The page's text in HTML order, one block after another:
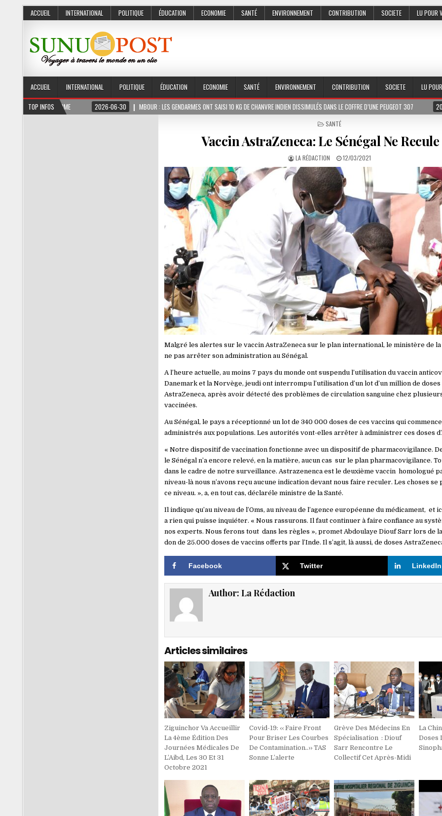
ACCUEIL INTERNATIONAL POLITIQUE ÉDUCATION ECONOMIE SANTÉ ENVIRONNEMENT CONTRIBUTION SOCIETE LU POUR
ACCUEIL INTERNATIONAL POLITIQUE ÉDUCATION ECONOMIE SANTÉ ENVIRONNEMENT CONTRIBUTION SOCIETE LU
TOP INFOS2026-06-30 MBOUR : LES GENDARMES ONT SAISI 10 KG DE CHANVRE INDIEN DISSIMULÉS DANS LE COFFRE D’UNE PEUGEOT 307 2026-07-01
POSTED
SANTÉ
Vaccin AstraZeneca: Le Sénégal Ne Recule
LA RÉDACTION 12/03/2021
Malgré les alertes sur le vaccin AstraZeneca sur le plan international, le ministère de la
ne pas arrêter son administration au Sénégal.
A l’heure actuelle, au moins 7 pays du monde ont suspendu l’utilisation du vaccin
Danemark et la Norvège, jeudi ont interrompu l’utilisation d’un lot d’un million de doses
AstraZeneca, après avoir détecté des problèmes de circulation sanguine chez
vaccinées.
Au Sénégal, le pays a réceptionné un lot de 340 000 doses de ces vaccins qui
administrés aux populations. Les autorités vont-elles arrêter à administrer ces doses
« Notre dispositif de vaccination fonctionne avec un dispositif de pharmacovigilance.
le Sénégal n’a encore relevé, en la matière, aucun cas sur le plan pharmacovigilance.
dans le cadre de notre surveillance. Astrazenenca est le deuxième vaccin homologué
niveau-là nous n’avons reçu aucune indication devant nous faire reculer. Les choses se
ce niveau. », a, en tout cas, déclaréle ministre de la Santé.
Il indique qu’au niveau de l’Oms, au niveau de l’agence européenne du médicament, et
a rien qui puisse inquiéter. « Nous rassurons. Il faut continuer à faire confiance au
nos experts. Nous ferons tout dans les règles », promet Abdoulaye Diouf Sarr lors de
don de 25.000 doses de vaccins offerts par l’Inde. Il s’agit, là aussi, de doses
Facebook Twitter LinkedIn
Author: La Rédaction
Articles similaires
Ziguinchor Va Accueillir
La 4ème Édition Des
Journées Médicales De
L’Aibd, Les 30 Et 31
Octobre 2021
Covid-19: ‹‹ Faire Front
Pour Briser Les Courbes
De Contamination..›› TAS
Sonne L’alerte
Grève Des Médecins En
Spécialisation : Diouf
Sarr Rencontre Le
Collectif Cet Après-Midi
La
Doses